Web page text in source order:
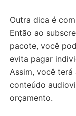
Outra dica é
Então ao
pacote, você
evita pagar
Assim, você terá
conteúdo
orçamento.